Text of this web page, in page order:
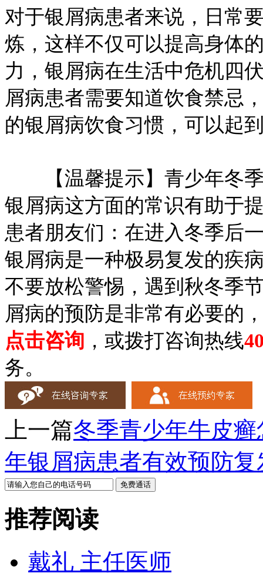
对于银屑病患者来说，日常
炼，这样不仅可以提高身体
力，银屑病在生活中危机四
屑病患者需要知道饮食禁忌
的银屑病饮食习惯，可以起
【温馨提示】青少年冬季
银屑病这方面的常识有助于
患者朋友们：在进入冬季后
银屑病是一种极易复发的疾
不要放松警惕，遇到秋冬季
屑病的预防是非常有必要的
点击咨询 ，或拨打咨询热线
务。
上一篇冬季青少年牛皮
年银屑病患者有效预防复
推荐阅读
戴礼 主任医师